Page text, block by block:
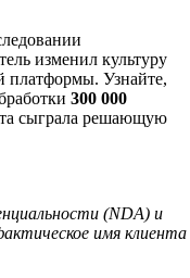
изменил культуру
платформы. Узнайте,
300 000
сыграла решающую
(NDA) и
имя клиента